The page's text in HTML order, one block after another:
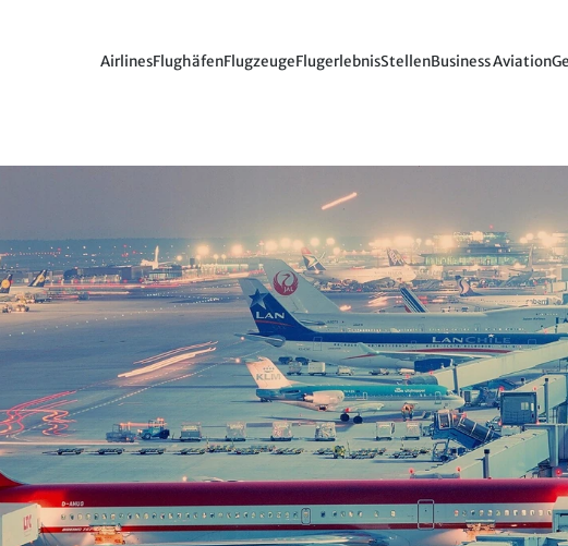
AirlinesFlughäfenFlugzeugeFlugerlebnisStellenBusiness Aviation